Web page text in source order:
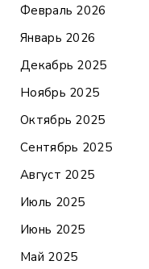
Февраль 2026
Январь 2026
Декабрь 2025
Ноябрь 2025
Октябрь 2025
Сентябрь 2025
Август 2025
Июль 2025
Июнь 2025
Май 2025